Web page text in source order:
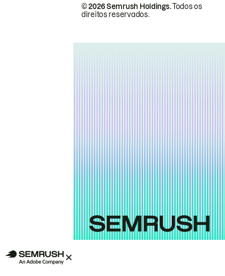
© 2026 Semrush Holdings.Todos os
direitos reservados.